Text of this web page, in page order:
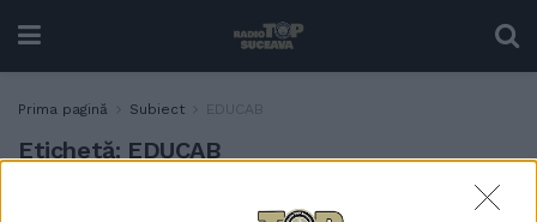
Prima pagină Subiect
Etichetă: EDUCAB
Se înființează mici